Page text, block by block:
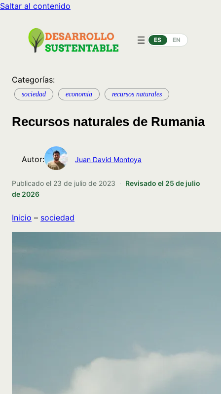
Saltar al contenido
ES EN
Categorías:
sociedad economia recursos naturales
Recursos naturales de Rumania
Autor: Juan David Montoya
Publicado el 23 de julio de 2023 · Revisado el 25 de julio
de 2026
Inicio – sociedad